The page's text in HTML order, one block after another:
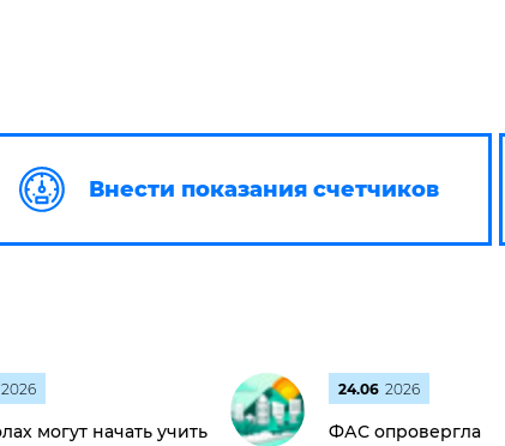
Внести показания счетчиков
2026
могут начать учить
24.06 2026
ФАС опровергла